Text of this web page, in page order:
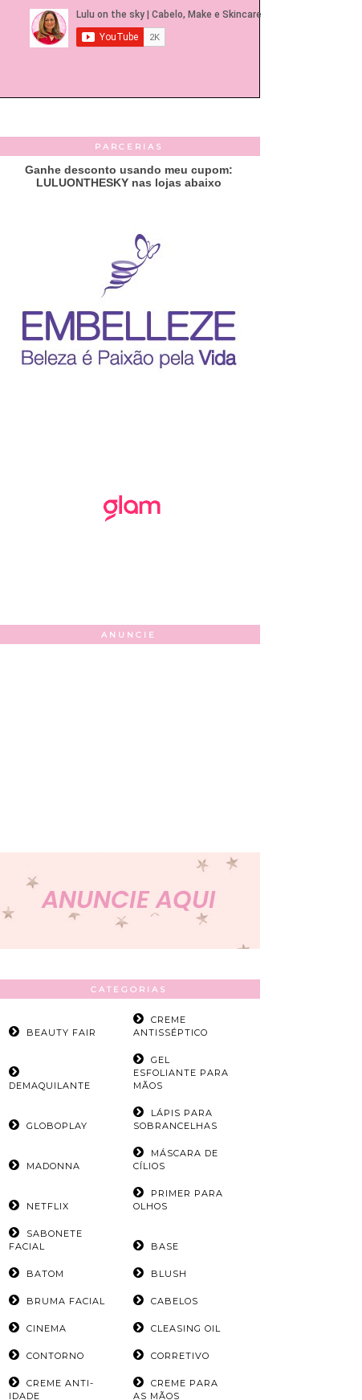
PARCERIAS
Ganhe desconto usando meu cupom:
LULUONTHESKY nas lojas abaixo
ANUNCIE
CATEGORIAS
BEAUTY FAIR
CREME
ANTISSÉPTICO
DEMAQUILANTE
GEL
ESFOLIANTE PARA
MÃOS
GLOBOPLAY
LÁPIS PARA
SOBRANCELHAS
MADONNA
MÁSCARA DE
CÍLIOS
NETFLIX
PRIMER PARA
OLHOS
SABONETE
FACIAL
BASE
BATOM BLUSH
BRUMA FACIAL CABELOS
CINEMA CLEASING OIL
CONTORNO CORRETIVO
CREME ANTI-
IDADE
CREME PARA
AS MÃOS